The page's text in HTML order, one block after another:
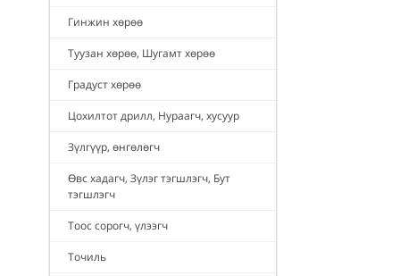
Гинжин хөрөө
Туузан хөрөө, Шугамт хөрөө
Градуст хөрөө
Цохилтот дрилл, Нураагч, хусуур
Зүлгүүр, өнгөлөгч
Өвс хадагч, Зүлэг тэгшлэгч, Бут
тэгшлэгч
Тоос сорогч, үлээгч
Точиль